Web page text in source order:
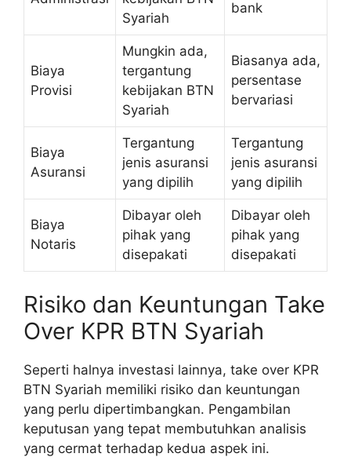
Syariah
bank
Biaya
Provisi
Mungkin ada,
tergantung
kebijakan BTN
Syariah
Biasanya ada,
persentase
bervariasi
Biaya
Asuransi
Tergantung
jenis asuransi
yang dipilih
Tergantung
jenis asuransi
yang dipilih
Biaya
Notaris
Dibayar oleh
pihak yang
disepakati
Dibayar oleh
pihak yang
disepakati
Risiko dan Keuntungan Take
Over KPR BTN Syariah
Seperti halnya investasi lainnya, take over KPR
BTN Syariah memiliki risiko dan keuntungan
yang perlu dipertimbangkan. Pengambilan
keputusan yang tepat membutuhkan analisis
yang cermat terhadap kedua aspek ini.